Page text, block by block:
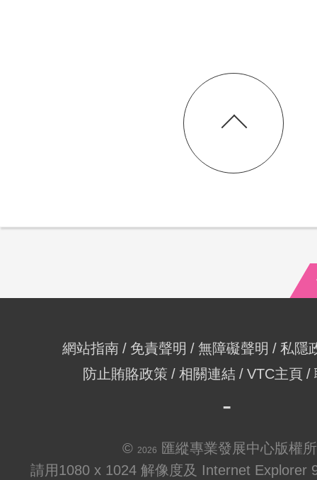
網站指南 免責聲明 無障礙聲明
私隱
防止賄賂政策
相關連結 VTC主頁
© 2026
匯縱專業發展中心版權
請用1080 x 1024 解像度及 Internet Explorer